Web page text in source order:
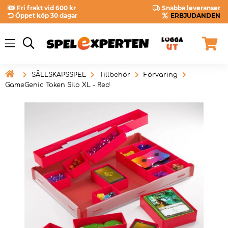
Fri frakt vid 600 kr
Snabba leveranser
Öppet köp 30 dagar
ERBJUDANDEN
 SÄLLSKAPSSPEL Tillbehör
Förvaring
GameGenic Token Silo XL - Red